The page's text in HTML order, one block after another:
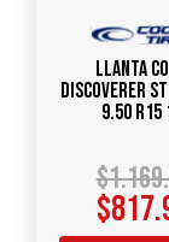
Llanta
DISCOVERER
9.50 R15
$
$